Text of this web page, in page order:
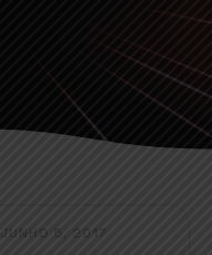
JUNHO 5, 2017